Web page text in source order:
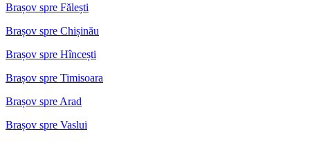
Brașov spre Fălești
Brașov spre Chișinău
Brașov spre Hîncești
Brașov spre Timisoara
Brașov spre Arad
Brașov spre Vaslui